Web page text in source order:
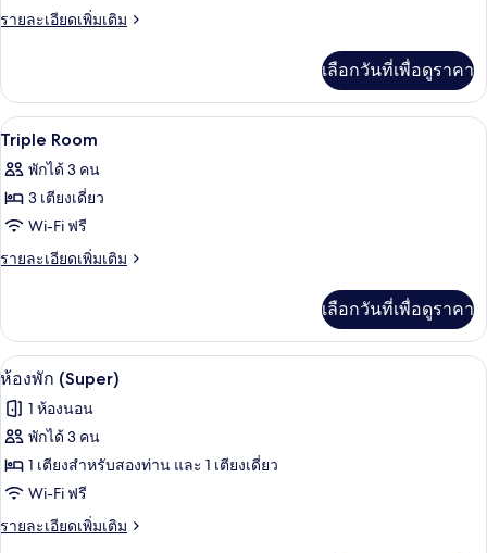
Super
รายละเอียดเพิ่มเติม
ราย
เกี่ยว
กับ
Super
Room
เลือกวันที่เพื่อดูราคา
เปิด
ภาพถ่าย
ทั้งหมด
ของ
Triple
โต๊ะทำงาน, ห้องเก็บเสียง, Wi-Fi ฟรี, ผ้
5
Triple Room
พักได้ 3 คน
3 เตียงเดี่ยว
Wi-Fi ฟรี
รายละเอียดเพิ่มเติม
ราย
เกี่ยว
กับ
Triple
เลือกวันที่เพื่อดูราคา
เปิด
ภาพถ่าย
ทั้งหมด
ของ
ห้อง
พัก
โต๊ะทำงาน, ห้องเก็บเสียง, Wi-Fi ฟรี, ผ้
4
ห้องพัก (Super)
1 ห้องนอน
พักได้ 3 คน
1 เตียงสำหรับสองท่าน และ 1 เตียงเดี่ยว
Wi-Fi ฟรี
รายละเอียดเพิ่มเติม
ราย